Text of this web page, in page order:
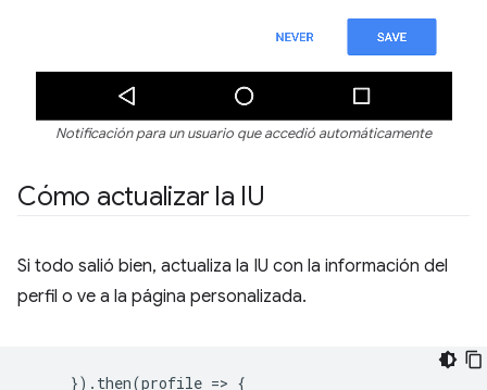
Notificación para un usuario que accedió automáticamente
Cómo actualizar la IU
Si todo salió bien, actualiza la IU con la información del
perfil o ve a la página personalizada.
}). then(profile => {